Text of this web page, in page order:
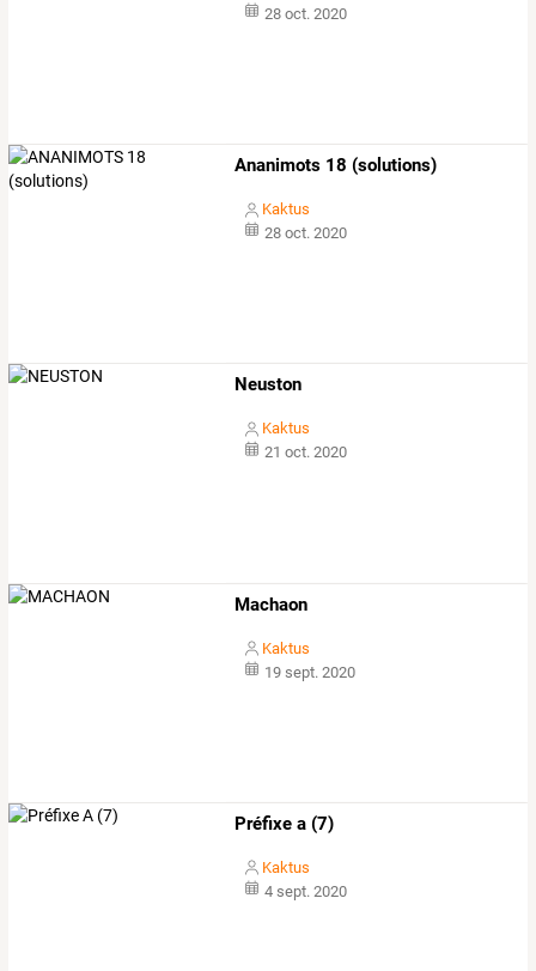
28 oct. 2020
Ananimots 18 (solutions)
Kaktus
28 oct. 2020
Neuston
Kaktus
21 oct. 2020
Machaon
Kaktus
19 sept. 2020
Préfixe a (7)
Kaktus
4 sept. 2020